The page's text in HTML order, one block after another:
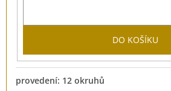
DO KOŠÍKU
provedení: 12 okruhů